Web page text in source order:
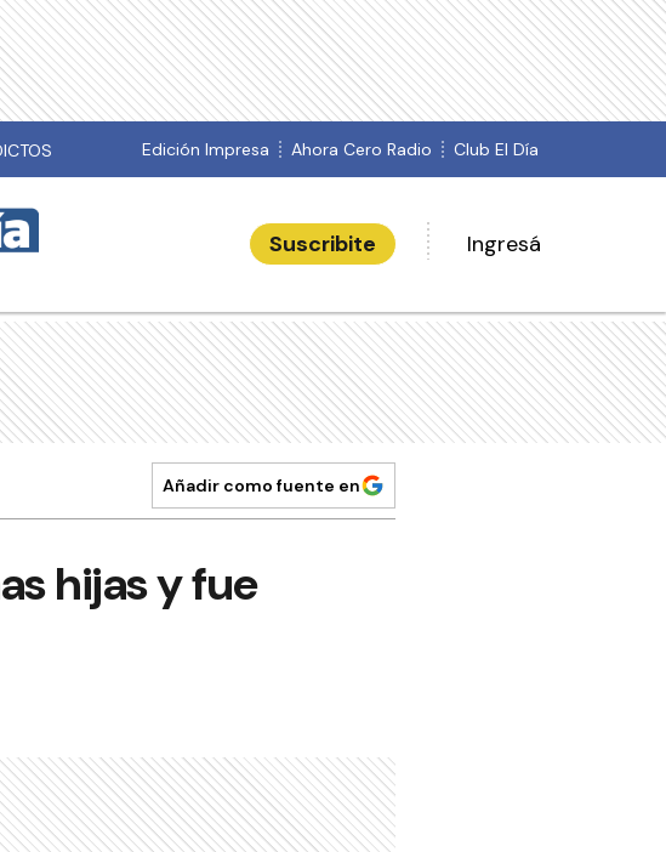
Edición Impresa Ahora Cero Radio Club El Día
Suscribite Ingresá
Añadir como fuente en
hijas y fue